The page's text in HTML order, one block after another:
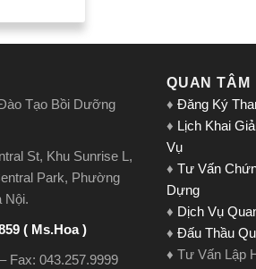
Tạo Bồi Dưỡng
St, Khu Sunrise L,
Park, Phường
Nội.
( Ms.Hoa )
Fax: 043.257.9999
QUAN TÂM
♦ Đăng Ký
♦ Lịch Khai
Vụ
♦ Tư Vấn
Dựng
♦ Dịch Vụ
♦ Đấu Thầu
♦ Tư Vấn Lập